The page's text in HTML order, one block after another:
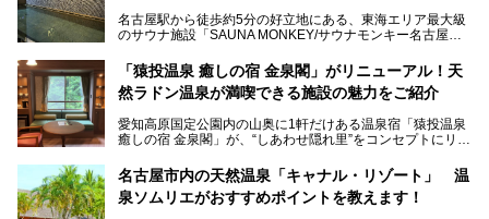
くある点が魅力です！
お好みの温泉施設を見つけて楽しんでくださいね。
名古屋駅から徒歩約5分の好立地にある、東海エリア最大級
のサウナ施設「SAUNA MONKEY/サウナモンキー名古屋」
「名古屋駅周辺ってサウナが少ないよね」という声をよく耳
にするだけあり、アクセスの良さにも胸が高鳴ります。
今回は普段は男性専用となっているパブリックサウナが、女
さっそく取材してきました！
「猿投温泉 癒しの宿 金泉閣」がリニューアル！天
然ラドン温泉が満喫できる施設の魅力をご紹介
愛知高原国定公園内の山奥に1軒だけある温泉宿「猿投温泉
癒しの宿 金泉閣」が、“しあわせ隠れ里”をコンセプトにリニ
天然ラドン温泉が堪能できるお風呂や、新設・改装された客
室、地元の食材と温泉水で作られたお料理……。
名古屋市内の天然温泉「キャナル・リゾート」 温
泉ソムリエがおすすめポイントを教えます！